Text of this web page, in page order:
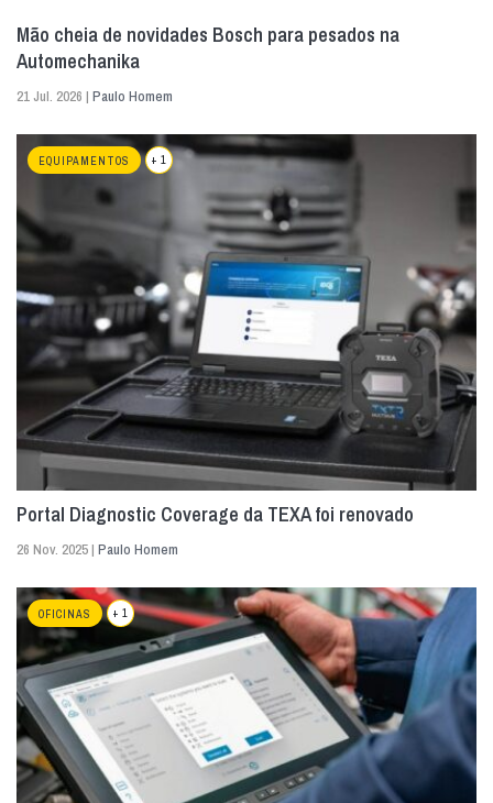
Mão cheia de novidades Bosch para pesados na
Automechanika
21 Jul. 2026 | Paulo Homem
EQUIPAMENTOS + 1
Portal Diagnostic Coverage da TEXA foi renovado
26 Nov. 2025 | Paulo Homem
OFICINAS + 1